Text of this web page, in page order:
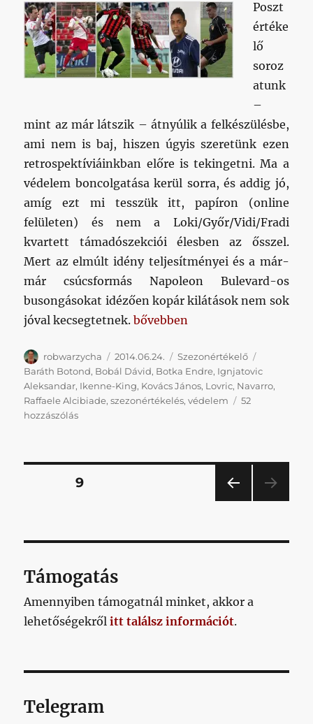
kölcsönbe
című
bejegyzéshez
Poszt
értéke
lő
soroz
atunk
–
mint az már látszik – átnyúlik a felkészülésbe,
ami nem is baj, hiszen úgyis szeretünk ezen
retrospektíviáinkban előre is tekingetni. Ma a
védelem boncolgatása kerül sorra, és addig jó,
amíg ezt mi tesszük itt, papíron (online
felületen) és nem a Loki/Győr/Vidi/Fradi
kvartett támadószekciói élesben az ősszel.
Mert az elmúlt idény teljesítményei és a már-
már csúcsformás Napoleon Bulevard-os
busongásokat idézően kopár kilátások nem sok
jóval kecsegtetnek.„Poszt a posztokról 2.: a
bővebben
Szerző
robwarzycha Közzétéve
2014.06.24. Kategória
Szezonértékelő
Baráth Botond, Bobál Dávid, Botka Endre, Ignjatovic
Aleksandar, Ikenne-King, Kovács János, Lovric, Navarro,
Raffaele Alcibiade,szezonértékelés,védelem
52
hozzászólásPoszt
védelem
Bejegyzések
AL
OLDAL9
Támogatás
Amennyiben támogatnál minket, akkor a
lehetőségekrőlitt találsz információt.
Telegram